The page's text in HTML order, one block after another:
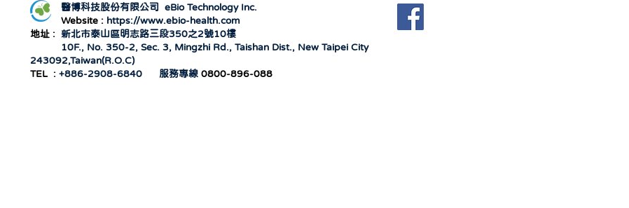
醫博科技股份有限公司 eBio Technology Inc.
Website : https://www.ebio-health.com
地址 : 新北市泰山區明志路三段350之2號10樓
10F., No. 350-2, Sec. 3, Mingzhi Rd., Taishan Dist., New Taipei City
243092,Taiwan(R.O.C)
TEL : +886-2908-6840 服務專線 0800-896-088